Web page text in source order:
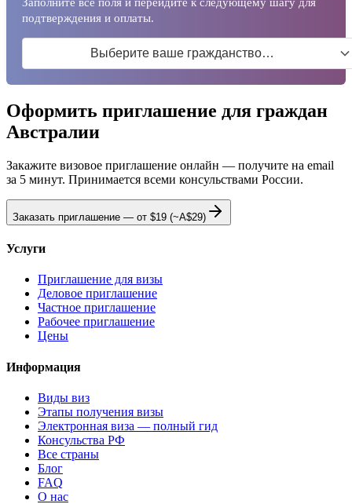
подтверждения и оплаты.
Выберите ваше гражданство…
Оформить приглашение для граждан
Австралии
Закажите визовое приглашение онлайн — получите на email
за 5 минут. Принимается всеми консульствами России.
Заказать приглашение — от $19 (~A$29)
Услуги
Приглашение для визы
Деловое приглашение
Частное приглашение
Рабочее приглашение
Цены
Информация
Виды виз
Этапы получения визы
Электронная виза — полный гид
Консульства РФ
Все страны
Блог
FAQ
О нас